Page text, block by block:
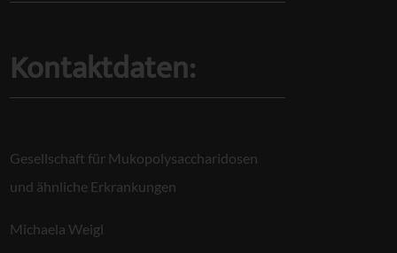
Kontaktdaten:
Gesellschaft für Mukopolysaccharidosen
und ähnliche Erkrankungen
Michaela Weigl